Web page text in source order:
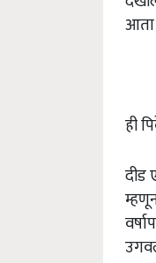
आता
ही
दीड